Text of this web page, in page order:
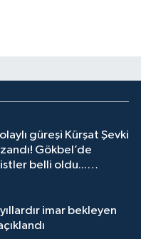
güreşi Kürşat Şevki
Gökbel’de
belli oldu...
imar bekleyen